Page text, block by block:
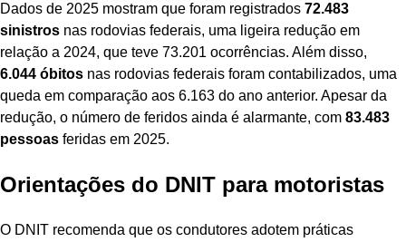
Dados de 2025 mostram que foram registrados 72.483
sinistros nas rodovias federais, uma ligeira redução em
relação a 2024, que teve 73.201 ocorrências. Além disso,
6.044 óbitos nas rodovias federais foram contabilizados, uma
queda em comparação aos 6.163 do ano anterior. Apesar da
redução, o número de feridos ainda é alarmante, com 83.483
pessoas feridas em 2025.
Orientações do DNIT para motoristas
O DNIT recomenda que os condutores adotem práticas